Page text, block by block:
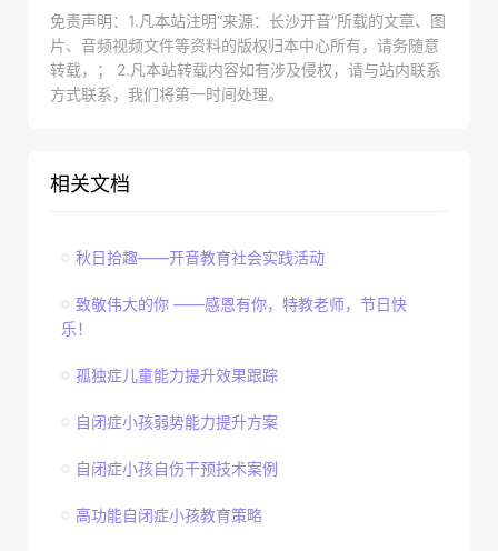
免责声明：1.凡本站注明“来源：长沙开音”所载的文章、图
片、音频视频文件等资料的版权归本中心所有，请务随意
转载，； 2.凡本站转载内容如有涉及侵权，请与站内联系
方式联系，我们将第一时间处理。
相关文档
秋日拾趣——开音教育社会实践活动
致敬伟大的你 ——感恩有你，特教老师，节日快
乐！
孤独症儿童能力提升效果跟踪
自闭症小孩弱势能力提升方案
自闭症小孩自伤干预技术案例
高功能自闭症小孩教育策略